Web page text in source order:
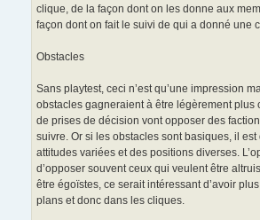
clique, de la façon dont on les donne aux
façon dont on fait le suivi de qui a donné une
Obstacles
Sans playtest, ceci n’est qu’une impression
obstacles gagneraient à être légèrement plus
de prises de décision vont opposer des
suivre. Or si les obstacles sont basiques, il
attitudes variées et des positions diverses.
d’opposer souvent ceux qui veulent être
être égoïstes, ce serait intéressant d’avoir
plans et donc dans les cliques.